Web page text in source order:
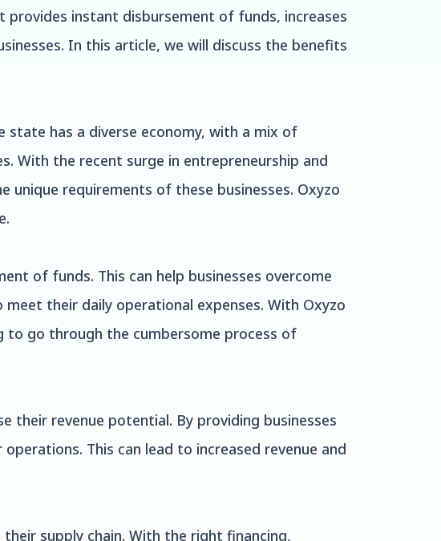
provides instant disbursement of funds, increases
In this article, we will discuss the benefits
has a diverse economy, with a mix of
With the recent surge in entrepreneurship and
requirements of these businesses. Oxyzo
of funds. This can help businesses overcome
their daily operational expenses. With Oxyzo
to go through the cumbersome process of
their revenue potential. By providing businesses
This can lead to increased revenue and
supply chain. With the right financing,